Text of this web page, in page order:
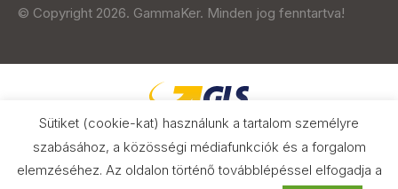
© Copyright 2026. GammaKer. Minden jog fenntartva!
Árak és paraméterek összehasonlítása
Sütiket (cookie-kat) használunk a tartalom személyre
szabásához, a közösségi médiafunkciók és a forgalom
elemzéséhez. Az oldalon történő továbblépéssel elfogadja a